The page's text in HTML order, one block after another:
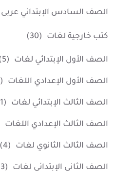
الصف السادس الإبتدائي عربى
كتب خارجية لغات (30)
الصف الأول الإبتدائي لغات (5)
الصف الأول الإعدادي اللغات (2)
الصف الثالث الإبتدائي لغات (1)
الصف الثالث الإعدادي اللغات
الصف الثالث الثانوي لغات (4)
الصف الثاني الإبتدائي لغات (3)